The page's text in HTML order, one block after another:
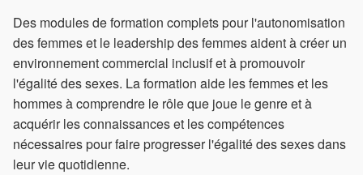
Des modules de formation complets pour l'autonomisation
des femmes et le leadership des femmes aident à créer un
environnement commercial inclusif et à promouvoir
l'égalité des sexes. La formation aide les femmes et les
hommes à comprendre le rôle que joue le genre et à
acquérir les connaissances et les compétences
nécessaires pour faire progresser l'égalité des sexes dans
leur vie quotidienne.